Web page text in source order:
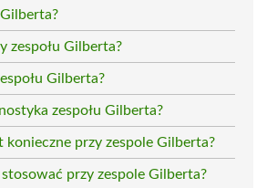
zespołu Gilberta?
Gilberta?
zespołu Gilberta?
konieczne przy zespole Gilberta?
stosować przy zespole Gilberta?